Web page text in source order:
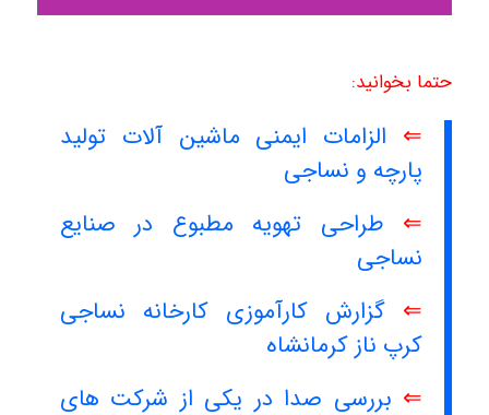
حتما بخوانید:
⇐ الزامات ایمنی ماشین آلات تولید
پارچه و نساجی
⇐ طراحی تهویه مطبوع در صنایع
نساجی
⇐ گزارش کارآموزی کارخانه نساجی
کرپ ناز کرمانشاه
⇐ بررسی صدا در یکی از شرکت های